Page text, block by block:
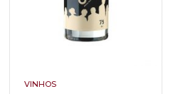
VINHOS